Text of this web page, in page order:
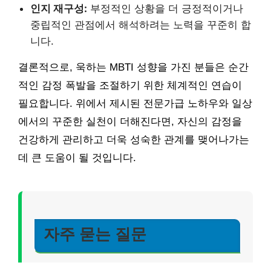
인지 재구성: 부정적인 상황을 더 긍정적이거나
중립적인 관점에서 해석하려는 노력을 꾸준히 합
니다.
결론적으로, 욱하는 MBTI 성향을 가진 분들은 순간
적인 감정 폭발을 조절하기 위한 체계적인 연습이
필요합니다. 위에서 제시된 전문가급 노하우와 일상
에서의 꾸준한 실천이 더해진다면, 자신의 감정을
건강하게 관리하고 더욱 성숙한 관계를 맺어나가는
데 큰 도움이 될 것입니다.
자주 묻는 질문